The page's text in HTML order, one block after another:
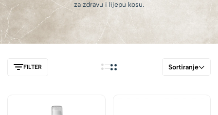
za zdravu i lijepu kosu.
FILTER Sortiranje